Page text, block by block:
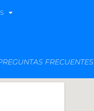
FRECUENTES